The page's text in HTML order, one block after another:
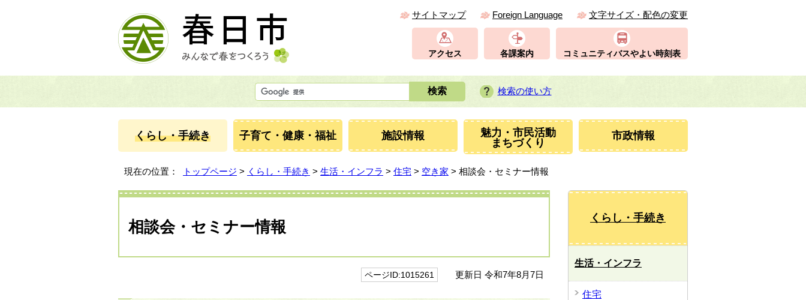
サイトマップ Foreign Language 文字サイズ・配色の変更
アクセス 各課案内 コミュニティバスやよい時刻表
検索の使い方
くらし・手続き 子育て・健康・福祉 施設情報
魅力・市民活動
まちづくり
市政情報
現在の位置： トップページ > くらし・手続き > 生活・インフラ > 住宅 > 空き家 > 相談会・セミナー情報
相談会・セミナー情報
ページID:1015261 更新日 令和7年8月7日
くらし・手続き
生活・インフラ
住宅